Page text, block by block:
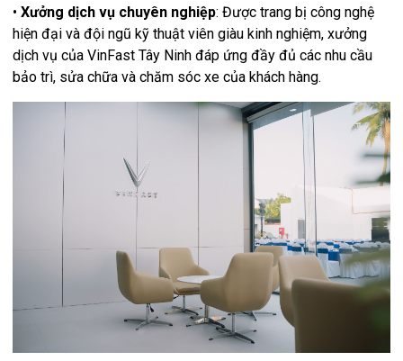
•Xưởng dịch vụ chuyên nghiệp: Được trang bị công nghệ
hiện đại và đội ngũ kỹ thuật viên giàu kinh nghiệm, xưởng
dịch vụ của VinFast Tây Ninh đáp ứng đầy đủ các nhu cầu
bảo trì, sửa chữa và chăm sóc xe của khách hàng.